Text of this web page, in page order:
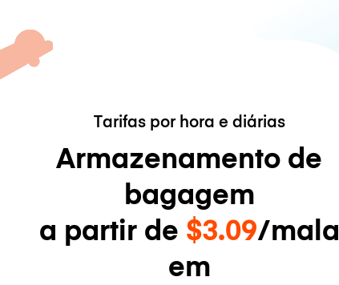
Tarifas por hora e diárias
Armazenamento de
bagagem
a partir de $3.09/mala
em